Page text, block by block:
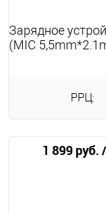
Зарядное
(MIC
РРЦ:
1 899 руб.